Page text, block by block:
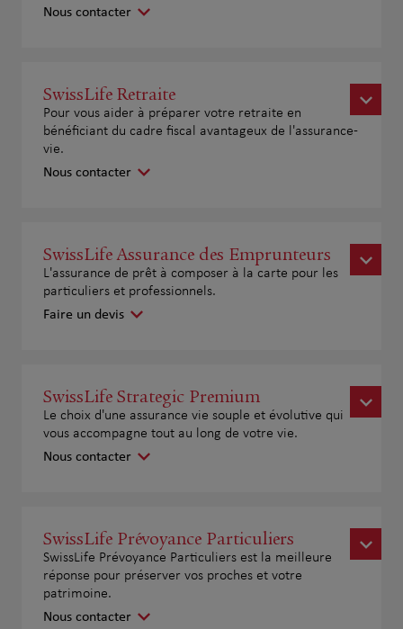
Nous contacter
SwissLife Retraite
Pour vous aider à préparer votre retraite en
bénéficiant du cadre fiscal avantageux de l'assurance-
vie.
Nous contacter
SwissLife Assurance des Emprunteurs
L'assurance de prêt à composer à la carte pour les
particuliers et professionnels.
Faire un devis
SwissLife Strategic Premium
Le choix d'une assurance vie souple et évolutive qui
vous accompagne tout au long de votre vie.
Nous contacter
SwissLife Prévoyance Particuliers
SwissLife Prévoyance Particuliers est la meilleure
réponse pour préserver vos proches et votre
patrimoine.
Nous contacter